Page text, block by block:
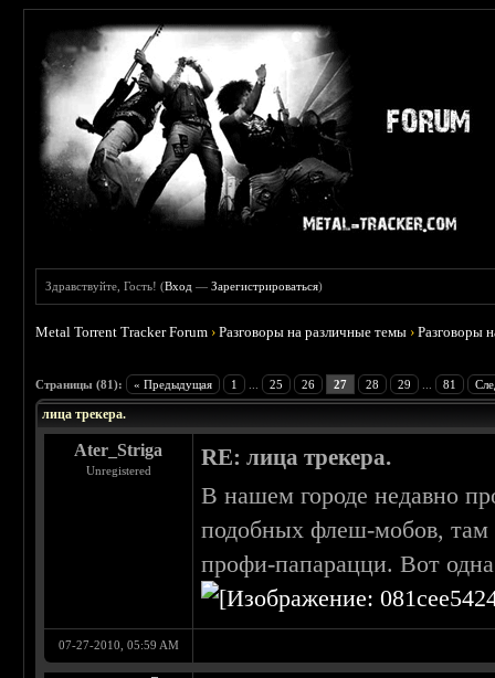
Здравствуйте, Гость! (Вход —Зарегистрироваться)
Metal Torrent Tracker Forum ›Разговоры на различные темы ›Разговоры
Страницы (81): « Предыдущая 1 25 26 27 28 29 81
лица трекера.
Ater_Striga
Unregistered
RE: лица трекера.
В нашем городе недавно
подобных флеш-мобов, там
профи-папарацци. Вот
07-27-2010, 05:59 AM